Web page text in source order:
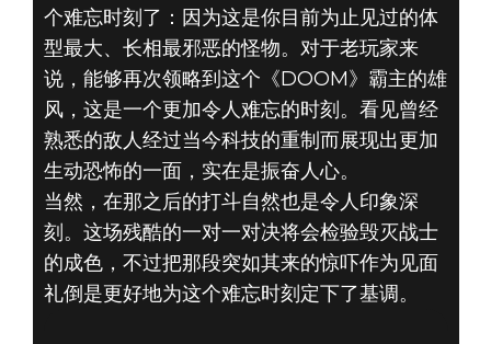
个难忘时刻了：因为这是你目前为止见过的体
型最大、长相最邪恶的怪物。对于老玩家来
说，能够再次领略到这个《DOOM》霸主的雄
风，这是一个更加令人难忘的时刻。看见曾经
熟悉的敌人经过当今科技的重制而展现出更加
生动恐怖的一面，实在是振奋人心。
当然，在那之后的打斗自然也是令人印象深
刻。这场残酷的一对一对决将会检验毁灭战士
的成色，不过把那段突如其来的惊吓作为见面
礼倒是更好地为这个难忘时刻定下了基调。